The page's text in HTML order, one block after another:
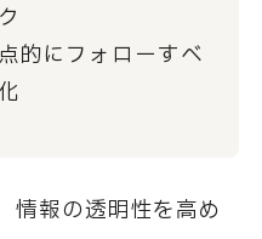
的にフォローすべ
情報の透明性を高め